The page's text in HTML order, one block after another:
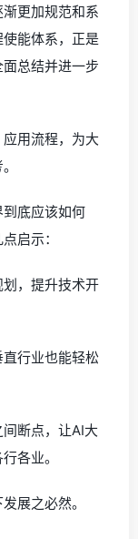
更加规范和系
能体系，正是
总结并进一步
用流程，为大
底应该如何
启示：
，提升技术开
行业也能轻松
断点，让AI大
各业。
展之必然。